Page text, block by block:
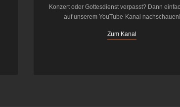
Konzert oder Gottesdienst verpasst? Dann
auf unserem YouTube-Kanal nachschauen!
Zum Kanal